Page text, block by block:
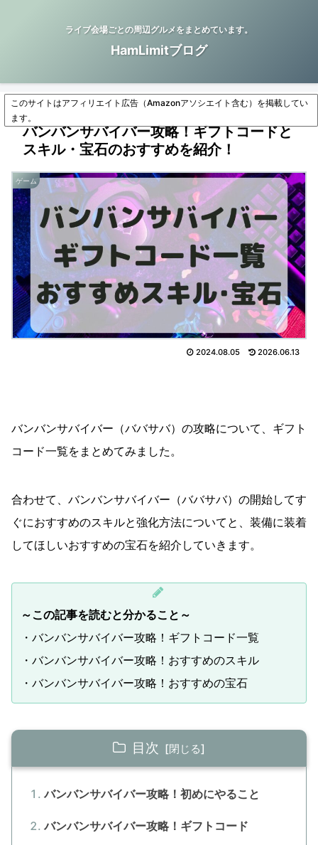
ライブ会場ごとの周辺グルメをまとめています。
HamLimitブログ
このサイトはアフィリエイト広告（Amazonアソシエイト含む）を掲載してい
ます。
バンバンサバイバー攻略！ギフトコードと
スキル・宝石のおすすめを紹介！
ゲーム
2024.08.05 2026.06.13
バンバンサバイバー（ババサバ）の攻略について、ギフト
コード一覧をまとめてみました。
合わせて、バンバンサバイバー（ババサバ）の開始してす
ぐにおすすめのスキルと強化方法についてと、装備に装着
してほしいおすすめの宝石を紹介していきます。
～この記事を読むと分かること～
・バンバンサバイバー攻略！ギフトコード一覧
・バンバンサバイバー攻略！おすすめのスキル
・バンバンサバイバー攻略！おすすめの宝石
目次
バンバンサバイバー攻略！初めにやること
バンバンサバイバー攻略！ギフトコード